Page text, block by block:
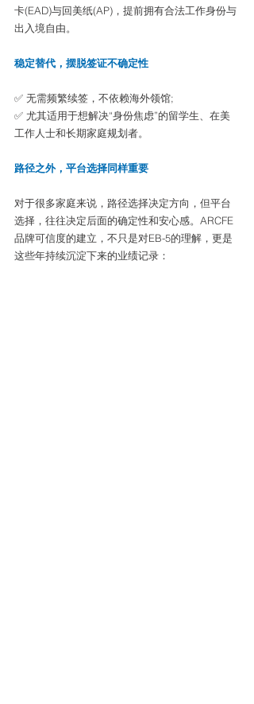
卡(EAD)与回美纸(AP)，提前拥有合法工作身份与
出入境自由。
稳定替代，摆脱签证不确定性
✅ 无需频繁续签，不依赖海外领馆;
✅ 尤其适用于想解决“身份焦虑”的留学生、在美
工作人士和长期家庭规划者。
路径之外，平台选择同样重要
对于很多家庭来说，路径选择决定方向，但平台
选择，往往决定后面的确定性和安心感。ARCFE
品牌可信度的建立，不只是对EB-5的理解，更是
这些年持续沉淀下来的业绩记录：